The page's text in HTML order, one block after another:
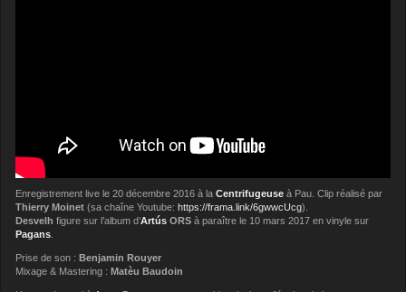
Enregistrement live le 20 décembre 2016 à laCentrifugeuse à Pau. Clip réalisé par
Thierry Moinet (sa chaîne Youtube: https://frama.link/6gwwcUcg).
Desvelh figure sur l’album d’Artús ORS à paraître le 10 mars 2017 en vinyle sur
Pagans
Prise de son :Benjamin Rouyer
Mixage & Mastering :Matèu Baudoin